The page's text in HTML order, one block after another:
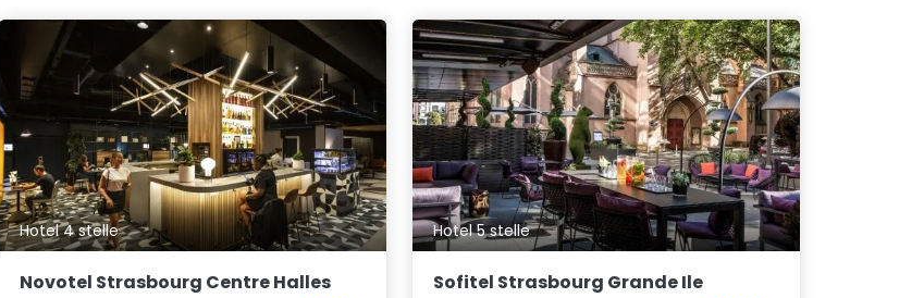
Hotel 4 stelle
Novotel Strasbourg Centre Halles
Hotel 5 stelle
Sofitel Strasbourg Grande Ile